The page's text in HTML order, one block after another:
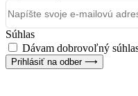
Súhlas
Dávam dobrovoľný
Prihlásiť na odber ⟶